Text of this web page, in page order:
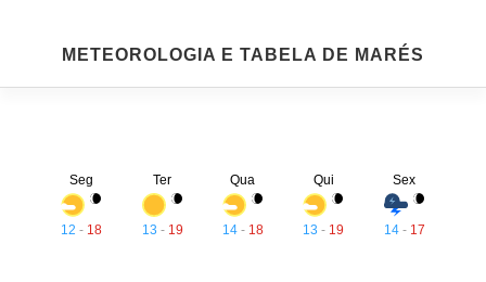
METEOROLOGIA E TABELA DE MARÉS
Seg
12 - 18
Ter
13 - 19
Qua
14- 18
Qui
13 - 19
Sex
14- 17